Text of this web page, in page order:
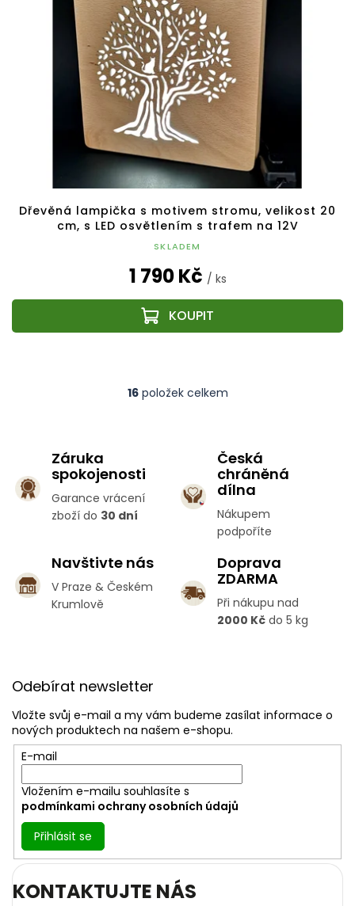
Dřevěná lampička s motivem stromu, velikost 20
cm, s LED osvětlením s trafem na 12V
SKLADEM
1 790 Kč / ks
O
c
y
v
16položek celkem
Záruka
spokojenosti
Garance vrácení
zboží do 30 dní
Česká
chráněná
dílna
Nákupem
podpoříte
Navštivte nás
V Praze & Českém
Krumlově
Doprava
ZDARMA
Při nákupu nad
2000 Kč do 5 kg
Odebírat newsletter
Vložte svůj e-mail a my vám budeme zasílat informace o
nových produktech na našem e-shopu.
E-mail
Vložením e-mailu souhlasíte s
podmínkami ochrany osobních údajů
Přihlásit se
KONTAKTUJTE NÁS